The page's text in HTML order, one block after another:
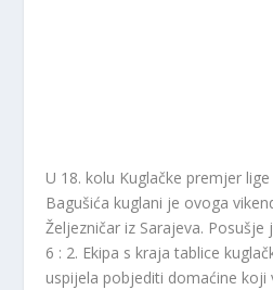
U 18. kolu Kuglačke premjer
Bagušića kuglani je ovoga
Željezničar iz Sarajeva.
6 : 2. Ekipa s kraja tablice
uspijela pobjediti domaćine koji